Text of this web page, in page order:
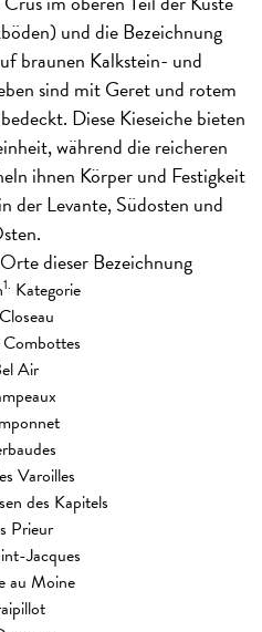
und die Bezeichnung
braunen Kalkstein- und
sind mit Geret und rotem
Diese Kieseiche bieten
während die reicheren
ihnen Körper und Festigkeit
der Levante, Südosten und
dieser Bezeichnung
1. Kategorie
Air
Varoilles
des Kapitels
Prieur
Jacques
au Moine